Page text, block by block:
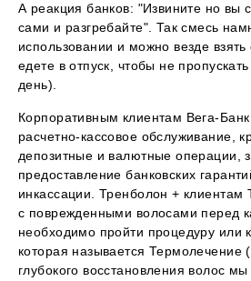
А реакция банков: "Извините но вы
сами и разгребайте". Так смесь
использовании и можно везде
едете в отпуск, чтобы не
день).
Корпоративным клиентам Вега-
расчетно-кассовое обслуживание,
депозитные и валютные операции,
предоставление банковских
инкассации. Тренболон + клиентам
с поврежденными волосами перед
необходимо пройти процедуру или
которая называется Термолечение
глубокого восстановления волос